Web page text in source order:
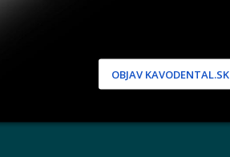
OBJAV KAVODENTAL.SK